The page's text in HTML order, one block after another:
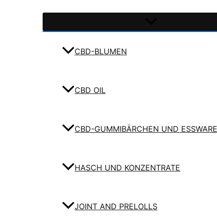
CBD-BLUMEN
CBD OIL
CBD-GUMMIBÄRCHEN UND
HASCH UND KONZENTRATE
JOINT AND PRELOLLS